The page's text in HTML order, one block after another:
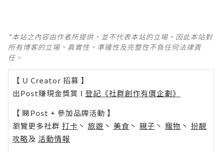
*本站之內容由作者所提供，並不代表本站的立場。因此本站對
所有博客的立場、真實性、準確性及完整性不負任何法律責
任。
【 U Creator 招募 】
出Post賺現金獎賞 l 登記《社群創作有價企劃》
【 睇Post + 參加品牌活動 】
瀏覽更多社群 打卡 丶 旅遊 丶 美食 丶 親子 丶 寵物 丶 扮靚
攻略及 活動情報